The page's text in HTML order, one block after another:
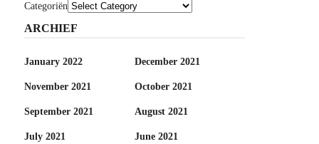
Categoriën
ARCHIEF
January 2022 December 2021
November 2021 October 2021
September 2021 August 2021
July 2021 June 2021